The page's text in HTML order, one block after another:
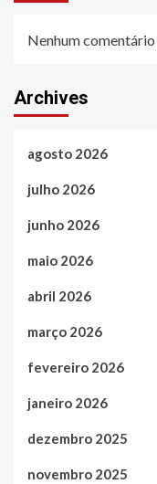
Nenhum
Archives
agosto 2026
julho 2026
junho 2026
maio 2026
abril 2026
março 2026
fevereiro 2026
janeiro 2026
dezembro 2025
novembro 2025